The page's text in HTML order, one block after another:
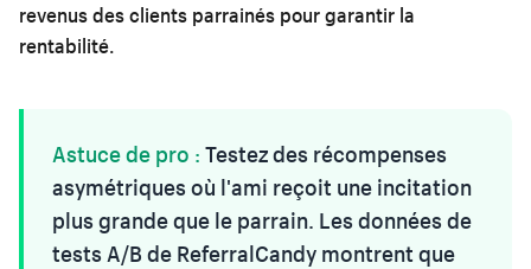
revenus des clients parrainés pour garantir la
rentabilité.
Astuce de pro : Testez des récompenses
asymétriques où l'ami reçoit une incitation
plus grande que le parrain. Les données de
tests A/B de ReferralCandy montrent que